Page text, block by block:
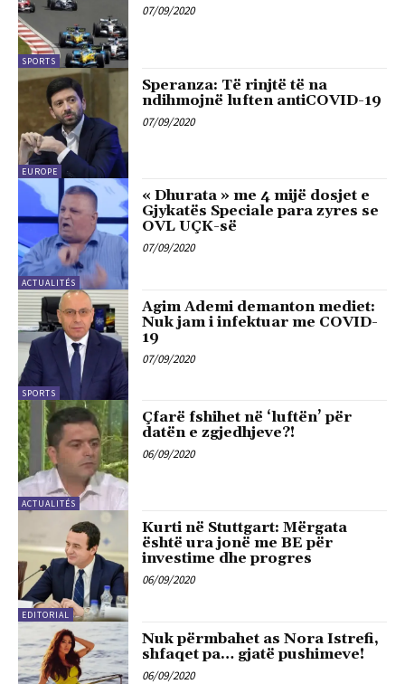
SPORTS
07/09/2020
EUROPE
Speranza: Të rinjtë të na
ndihmojnë luften antiCOVID-19
07/09/2020
ACTUALITÉS
« Dhurata » me 4 mijë dosjet e
Gjykatës Speciale para zyres se
OVL UÇK-së
07/09/2020
SPORTS
Agim Ademi demanton mediet:
Nuk jam i infektuar me COVID-
19
07/09/2020
ACTUALITÉS
Çfarë fshihet në ‘luftën’ për
datën e zgjedhjeve?!
06/09/2020
EDITORIAL
Kurti në Stuttgart: Mërgata
është ura jonë me BE për
investime dhe progres
06/09/2020
Nuk përmbahet as Nora Istrefi,
shfaqet pa… gjatë pushimeve!
06/09/2020